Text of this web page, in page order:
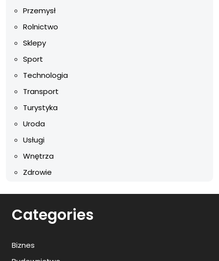
Przemysł
Rolnictwo
Sklepy
Sport
Technologia
Transport
Turystyka
Uroda
Usługi
Wnętrza
Zdrowie
Categories
Biznes